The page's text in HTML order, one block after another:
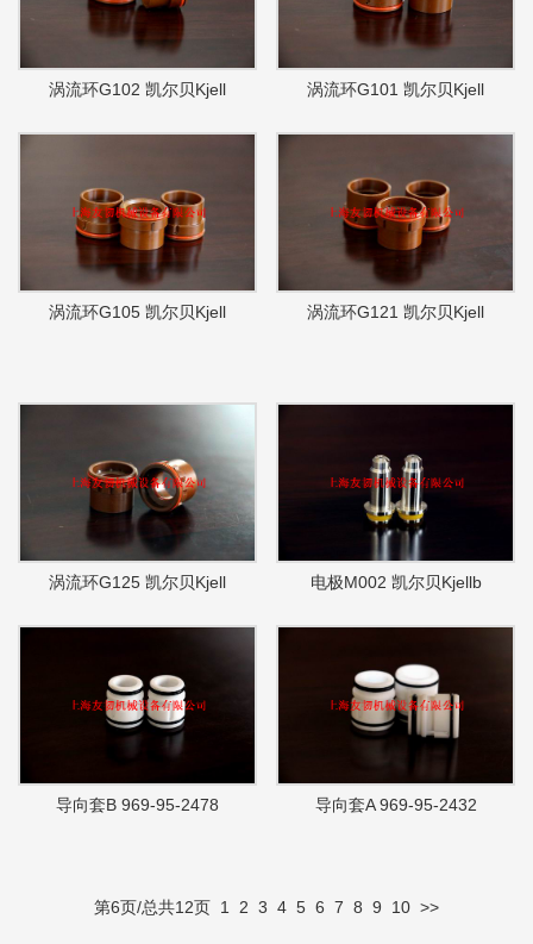
涡流环G102 凯尔贝Kjell 涡流环G101 凯尔贝Kjell
涡流环G105 凯尔贝Kjell 涡流环G121 凯尔贝Kjell
涡流环G125 凯尔贝Kjell 电极M002 凯尔贝Kjellb
导向套B 969-95-2478 导向套A 969-95-2432
第6页/总共12页 1 2 3 4 5 6 7 8 9 10 >>